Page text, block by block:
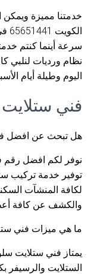
خدمتنا مميزة
سرعة أينما كنتم
نظام ورديات لنلبي
اليوم وطيلة أيام
فني
هل تبحث عن افضل
توفير خدمة تركيب
لكافة المنشآت
والكشف عن كافة
ما هي ميزات فني
يمتاز فني ستلايت
الستلايت والرسيفر